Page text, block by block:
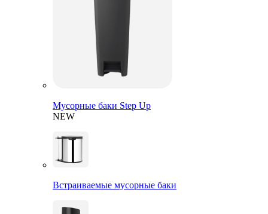
Мусорные баки Step Up
NEW
Встраиваемые мусорные баки